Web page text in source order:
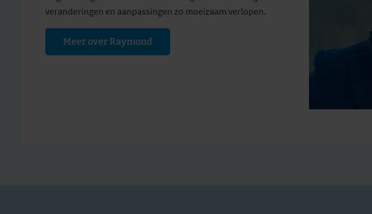
veranderingen en aanpassingen zo moeizaam verlopen.
Meer over Raymond